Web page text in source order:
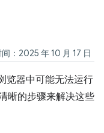
：2025 年 10 月 17 日
览器中可能无法运行
晰的步骤来解决这些